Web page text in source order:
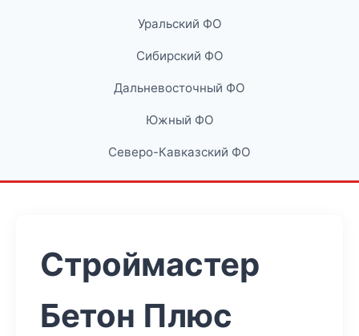
Уральский ФО
Сибирский ФО
Дальневосточный ФО
Южный ФО
Северо-Кавказский ФО
Строймастер
Бетон Плюс